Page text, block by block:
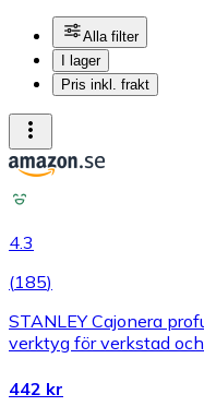
Alla filter
I lager
Pris inkl. frakt
4.3
(185)
STANLEY Cajonera
verktyg för verkstad
442 kr